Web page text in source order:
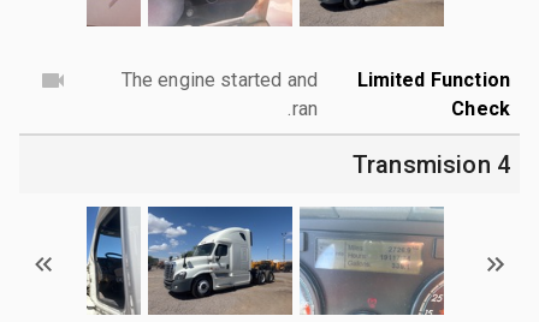
Limited Function
Check
The engine started and
ran.
4 Transmision